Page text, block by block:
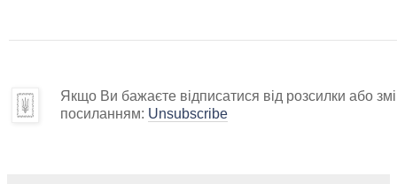
Якщо Ви бажаєте відписатися від розсилки або
посиланням: Unsubscribe